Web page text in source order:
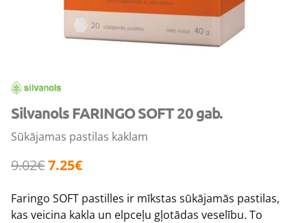
Silvanols FARINGO SOFT 20 gab.
Sūkājamas pastilas kaklam
9.02€7.25€
Faringo SOFT pastilles ir mīkstas sūkājamās pastilas,
kas veicina kakla un elpceļu gļotādas veselību. To